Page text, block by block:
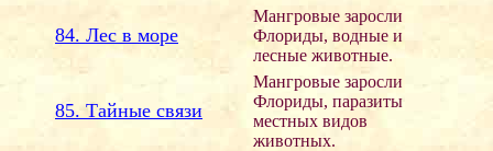
84. Лес в море
Мангровые заросли
Флориды, водные и
лесные животные.
85. Тайные связи
Мангровые заросли
Флориды, паразиты
местных видов
животных.